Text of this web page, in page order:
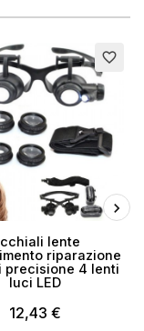
favorite_border
lente
riparazione
precisione 4 lenti
luci LED
12,43 €
dei desideri